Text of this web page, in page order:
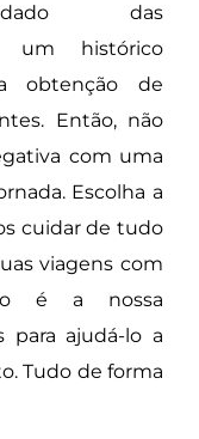
das
um histórico
obtenção de
Então, não
com uma
Escolha a
cuidar de tudo
viagens com
é a nossa
para ajudá-lo a
Tudo de forma